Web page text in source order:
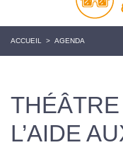
ACCUEIL > AGENDA
L’AIDE